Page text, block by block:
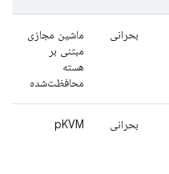
بحرانی
ماشین مجازی
مبتنی بر
هسته
محافظت‌شده
بحرانی pKVM